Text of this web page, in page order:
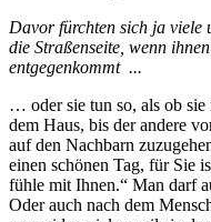
Davor fürchten sich ja viele
die Straßenseite, wenn
entgegenkommt ...
… oder sie tun so, als ob sie
dem Haus, bis der andere
auf den Nachbarn
einen schönen Tag, für Sie
fühle mit Ihnen.“ Man darf
Oder auch nach dem